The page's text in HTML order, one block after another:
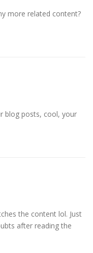
more related content?
blog posts, cool, your
the content lol. Just
after reading the